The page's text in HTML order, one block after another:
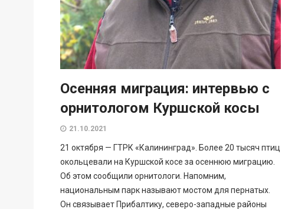
Осенняя миграция: интервью с
орнитологом Куршской косы
21.10.2021
21 октября — ГТРК «Калининград». Более 20 тысяч птиц
окольцевали на Куршской косе за осеннюю миграцию.
Об этом сообщили орнитологи. Напомним,
национальным парк называют мостом для пернатых.
Он связывает Прибалтику, северо-западные районы